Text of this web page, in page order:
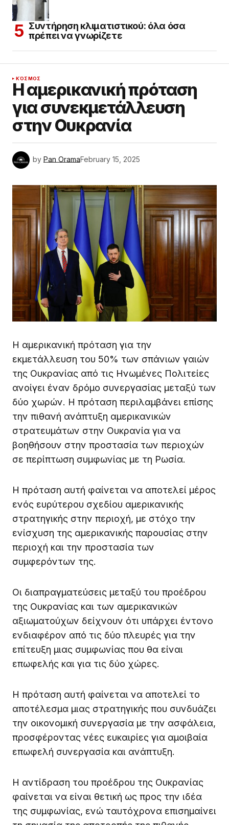
Συντήρηση κλιματιστικού: όλα όσα
πρέπει να γνωρίζετε
ΚΌΣΜΟΣ
Η αμερικανική πρόταση
για συνεκμετάλλευση
στην Ουκρανία
by Pan OramaFebruary 15, 2025
Η αμερικανική πρόταση για την
εκμετάλλευση του 50% των σπάνιων γαιών
της Ουκρανίας από τις Ηνωμένες Πολιτείες
ανοίγει έναν δρόμο συνεργασίας μεταξύ των
δύο χωρών. Η πρόταση περιλαμβάνει επίσης
την πιθανή ανάπτυξη αμερικανικών
στρατευμάτων στην Ουκρανία για να
βοηθήσουν στην προστασία των περιοχών
σε περίπτωση συμφωνίας με τη Ρωσία.
Η πρόταση αυτή φαίνεται να αποτελεί μέρος
ενός ευρύτερου σχεδίου αμερικανικής
στρατηγικής στην περιοχή, με στόχο την
ενίσχυση της αμερικανικής παρουσίας στην
περιοχή και την προστασία των
συμφερόντων της.
Οι διαπραγματεύσεις μεταξύ του προέδρου
της Ουκρανίας και των αμερικανικών
αξιωματούχων δείχνουν ότι υπάρχει έντονο
ενδιαφέρον από τις δύο πλευρές για την
επίτευξη μιας συμφωνίας που θα είναι
επωφελής και για τις δύο χώρες.
Η πρόταση αυτή φαίνεται να αποτελεί το
αποτέλεσμα μιας στρατηγικής που συνδυάζει
την οικονομική συνεργασία με την ασφάλεια,
προσφέροντας νέες ευκαιρίες για αμοιβαία
επωφελή συνεργασία και ανάπτυξη.
Η αντίδραση του προέδρου της Ουκρανίας
φαίνεται να είναι θετική ως προς την ιδέα
της συμφωνίας, ενώ ταυτόχρονα επισημαίνει